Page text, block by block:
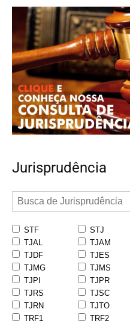
Jurisprudência
STF STJ
TJAL
TJAM
TJDF
TJES
TJMG
TJMS
TJPI
TJPR
TJRS
TJSC
TJRN
TJTO
TRF1
TRF2